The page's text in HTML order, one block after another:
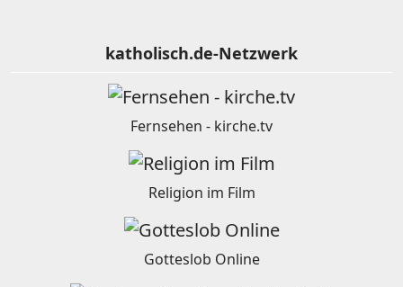
katholisch.de-Netzwerk
Fernsehen - kirche.tv
Religion im Film
Gotteslob Online